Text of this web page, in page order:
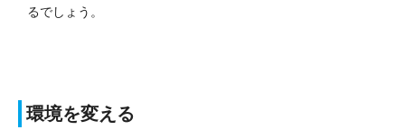
るでしょう。
環境を変える